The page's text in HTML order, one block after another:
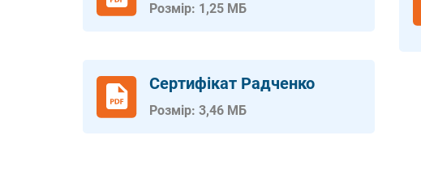
Розмір: 1,25 МБ
Сертифікат Радченко
Розмір: 3,46 МБ